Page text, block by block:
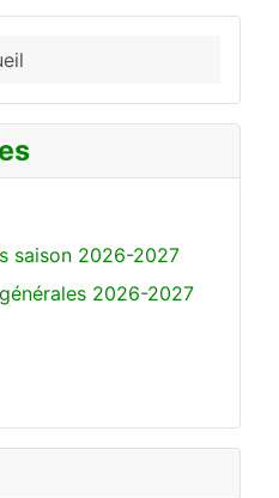
saison 2026-2027
2026-2027